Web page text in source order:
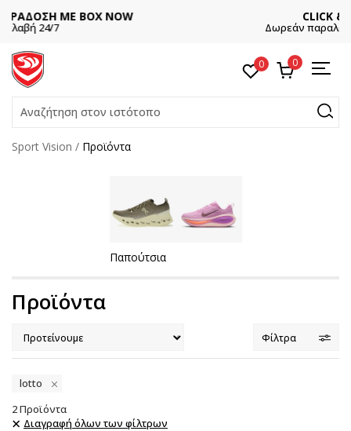
Δωρεάν παραλαβή από κατάστημα
0 0
Αναζήτηση στον ιστότοπο
Sport Vision Προϊόντα
Παπούτσια
Προϊόντα
Φίλτρα
lotto
2Προϊόντα
Διαγραφή όλων των φίλτρων